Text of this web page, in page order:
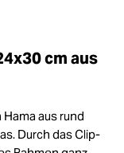
cm aus
aus rund
Durch das Clip-